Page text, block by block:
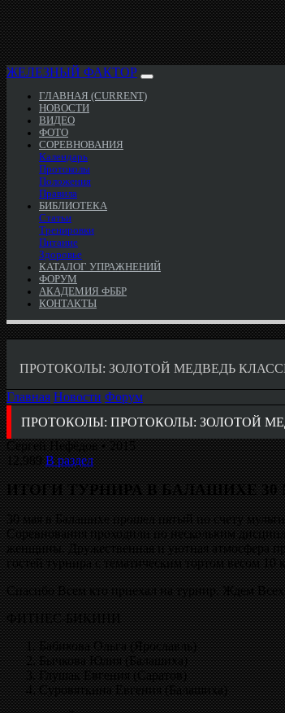
ЖЕЛЕЗНЫЙ ФАКТОР
ГЛАВНАЯ (CURRENT)
НОВОСТИ
ВИДЕО
ФОТО
СОРЕВНОВАНИЯ
Календарь
Протоколы
Положения
Правила
БИБЛИОТЕКА
Статьи
Тренировки
Питание
Здоровье
КАТАЛОГ УПРАЖНЕНИЙ
ФОРУМ
АКАДЕМИЯ ФББР
КОНТАКТЫ
ПРОТОКОЛЫ: ЗОЛОТОЙ МЕДВЕДЬ
Главная Новости Форум
ПРОТОКОЛЫ: ПРОТОКОЛЫ: ЗОЛОТОЙ
Сергей Нефёдов • 2015
12,989 В раздел
ИТОГИ ТУРНИРА В БАЛАШИХЕ 30
30 мая в Балашихе прошел пятый по счету
Соревнования проходили по нескольким
женщины. Дружественная и уютная атмосфера
гостей турнира с тематическим тортом весом 10
Спасибо Всем кто приехал на турнир. Ждем
ФИТНЕС-БИКИНИ
Бабикова Ольга (Ярославль)
Бычкова Юлия (Балашиха)
Глушак Евгения (Саратов)
Суровяткина Евгения (Балашиха)